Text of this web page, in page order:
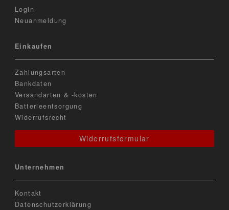
Login
Neuanmeldung
Einkaufen
Zahlungsarten
Bankdaten
Versandarten & -kosten
Batterieentsorgung
Widerrufsrecht
Widerrufsformular
Unternehmen
Kontakt
Datenschutzerklärung